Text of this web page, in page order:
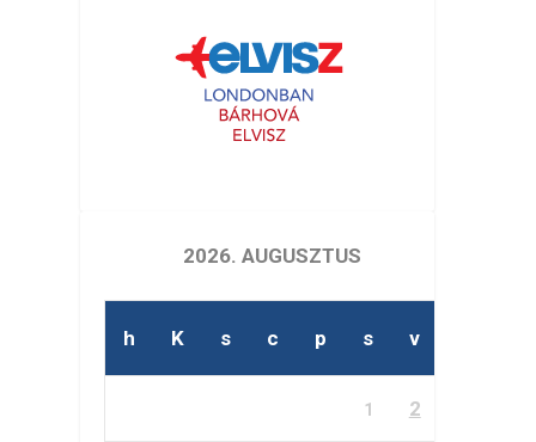
2026. AUGUSZTUS
h K s c p s v
1 2